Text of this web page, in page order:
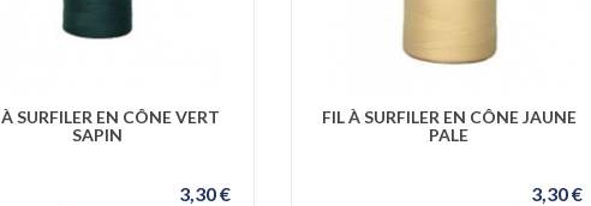
SURFILER EN CÔNE VERT
SAPIN
3,30 €
FIL À SURFILER EN CÔNE JAUNE
PALE
3,30 €